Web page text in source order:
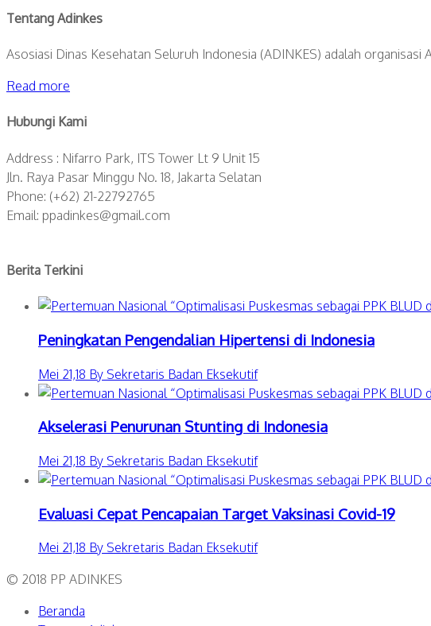
Tentang Adinkes
Asosiasi Dinas Kesehatan Seluruh Indonesia (ADINKES) adalah
Read more
Hubungi Kami
Address : Nifarro Park, ITS Tower Lt 9 Unit 15
Jln. Raya Pasar Minggu No. 18, Jakarta Selatan
Phone: (+62) 21-22792765
Email: ppadinkes@gmail.com
Berita Terkini
Peningkatan Pengendalian Hipertensi di Indonesia
Mei 21,18 By Sekretaris Badan Eksekutif
Akselerasi Penurunan Stunting di Indonesia
Mei 21,18 By Sekretaris Badan Eksekutif
Evaluasi Cepat Pencapaian Target Vaksinasi Covid-19
Mei 21,18 By Sekretaris Badan Eksekutif
© 2018 PP ADINKES
Beranda